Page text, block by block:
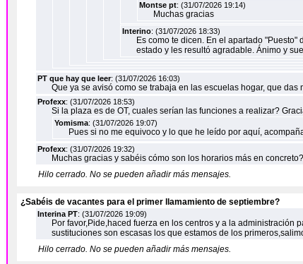
Montse pt: (31/07/2026 19:14)
Muchas gracias
Interino: (31/07/2026 18:33)
Es como te dicen. En el apartado
estado y les resultó agradable. Ánimo y
PT que hay que leer: (31/07/2026 16:03)
Que ya se avisó como se trabaja en las escuelas hogar, que das
Profexx: (31/07/2026 18:53)
Si la plaza es de OT, cuales serían las funciones a realizar?
Yomisma: (31/07/2026 19:07)
Pues si no me equivoco y lo que he leído por aquí,
Profexx: (31/07/2026 19:32)
Muchas gracias y sabéis cómo son los horarios más en concreto?
Hilo cerrado. No se pueden añadir más mensajes.
¿Sabéis de vacantes para el primer llamamiento de septiembre?
Interina PT: (31/07/2026 19:09)
Por favor,Pide,haced fuerza en los centros y a la
sustituciones son escasas los que estamos de los
Hilo cerrado. No se pueden añadir más mensajes.